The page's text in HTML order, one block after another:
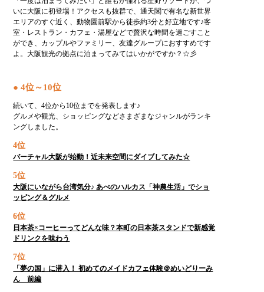
いに大阪に初登場！アクセスも抜群で、通天閣で有名な新世界
エリアのすぐ近く、動物園前駅から徒歩約3分と好立地です♪客
室・レストラン・カフェ・湯屋などで贅沢な時間を過ごすこと
ができ、カップルやファミリー、友達グループにおすすめです
よ。大阪観光の拠点に泊まってみてはいかがですか？☆彡
● 4位～10位
続いて、4位から10位までを発表します♪
グルメや観光、ショッピングなどさまざまなジャンルがランキ
ングしました。
4位
バーチャル大阪が始動！近未来空間にダイブしてみた☆
5位
大阪にいながら台湾気分♪ あべのハルカス「神農生活」でショ
ッピング＆グルメ
6位
日本茶×コーヒーってどんな味？本町の日本茶スタンドで新感覚
ドリンクを味わう
7位
「夢の国」に潜入！ 初めてのメイドカフェ体験＠めいどりーみ
ん 前編